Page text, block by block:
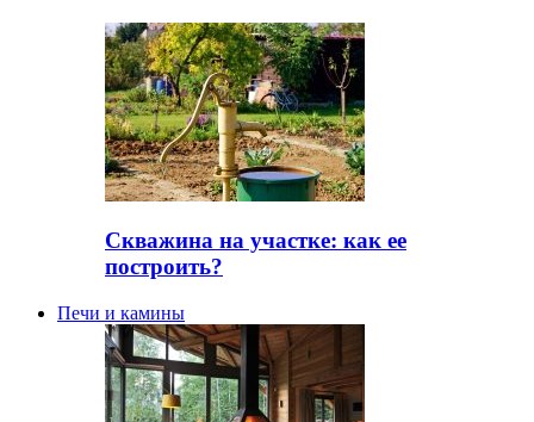
Скважина на участке: как ее
построить?
Печи и камины